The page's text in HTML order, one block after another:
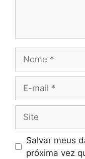
Salvar meus
próxima vez